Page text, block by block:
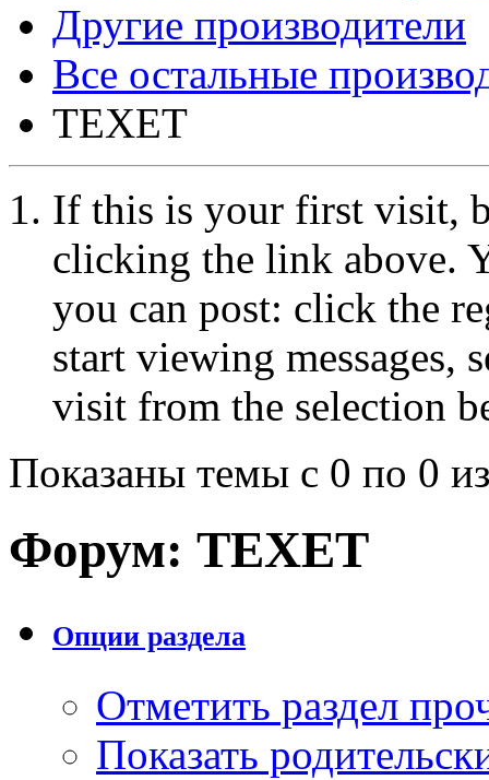
Другие производители
Все остальные
TEXET
If this is your first visit,
clicking the link above.
you can post: click the
start viewing messages,
visit from the selection
Показаны темы с 0 по 0
Форум: TEXET
Опции раздела
Отметить раздел
Показать